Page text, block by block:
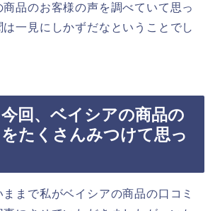
品のお客様の声を調べていて思っ
一見にしかずだなということでし
今回、ベイシアの商品の
たくさんみつけて思っ
まで私がベイシアの商品の口コミ